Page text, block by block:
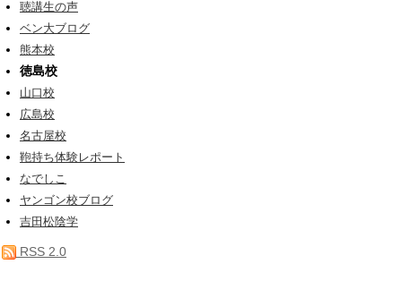
聴講生の声
ベン大ブログ
熊本校
徳島校
山口校
広島校
名古屋校
鞄持ち体験レポート
なでしこ
ヤンゴン校ブログ
吉田松陰学
RSS 2.0